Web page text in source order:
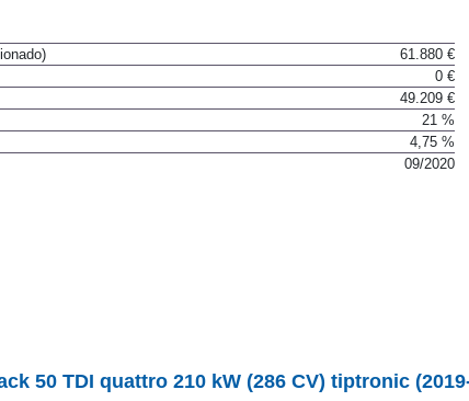
61.880 €
0 €
49.209 €
21 %
4,75 %